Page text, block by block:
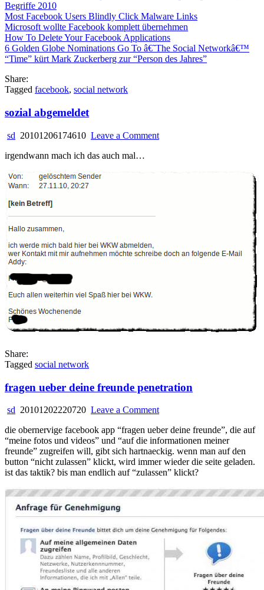
Begriffe 2010
Most Facebook Users Blindly Click Malware Links
Microsoft wollte Facebook komplett übernehmen
How To Delete Your Facebook Applications
6 Golden Globe Nominations Go To â€˜The Social Networkâ€™
“Time” kürt Mark Zuckerberg zur “Person des Jahres”
Share:
Tagged facebook, social network
sozial abgemeldet
sd 20101206174610 Leave a Commenton
irgendwann mach ich das auch mal…
Share:
Tagged social network
fragen ueber deine freunde penetration
sd 20101202220720 Leave a Commenton
ueber
deine
freunde
penetration
die obernervige facebook app “fragen ueber deine freunde”, die auf
“meine fotos und videos” und “auf die informationen meiner
freunde” zugreifen will, gibt sich hartnaeckig. wenn man auf den
button “nicht zulassen” klickt, wird immer wieder die seite geladen.
ist das taktik? bis man endlich auf “zulassen” klickt?